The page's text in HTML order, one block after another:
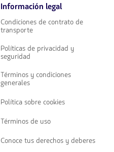
Información legal
Condiciones de contrato de
transporte
Políticas de privacidad y
seguridad
Términos y condiciones
generales
Política sobre cookies
Términos de uso
Conoce tus derechos y deberes